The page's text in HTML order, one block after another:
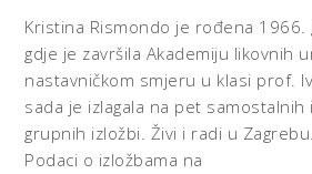
Kristina Rismondo je rođena 1966.
gdje je završila Akademiju likovnih
nastavničkom smjeru u klasi prof.
sada je izlagala na pet
grupnih izložbi. Živi i radi u Zagrebu.
Podaci o izložbama na